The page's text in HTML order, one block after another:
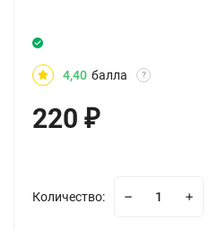
4,40 балла ?
220 ₽
Количество: